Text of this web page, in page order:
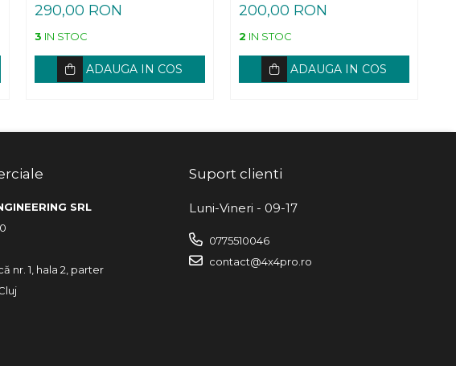
290,00 RON
3 IN STOC
ADAUGA IN COS
200,00 RON
2 IN STOC
ADAUGA IN COS
SRL
nr. 1, hala 2, parter
Suport clienti
Luni-Vineri - 09-17
0775510046
contact@4x4pro.ro